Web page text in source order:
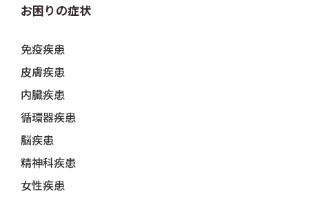
お困りの症状
免疫疾患
皮膚疾患
内臓疾患
循環器疾患
脳疾患
精神科疾患
女性疾患